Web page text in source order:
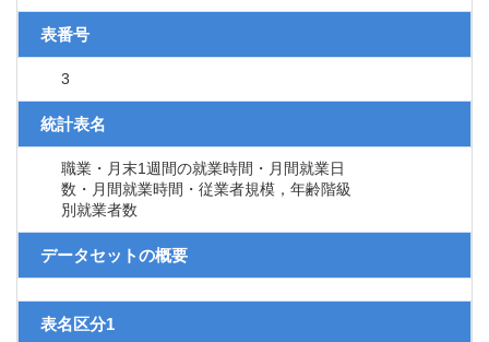
表番号
3
統計表名
職業・月末1週間の就業時間・月間就業日
数・月間就業時間・従業者規模，年齢階級
別就業者数
データセットの概要
表名区分1